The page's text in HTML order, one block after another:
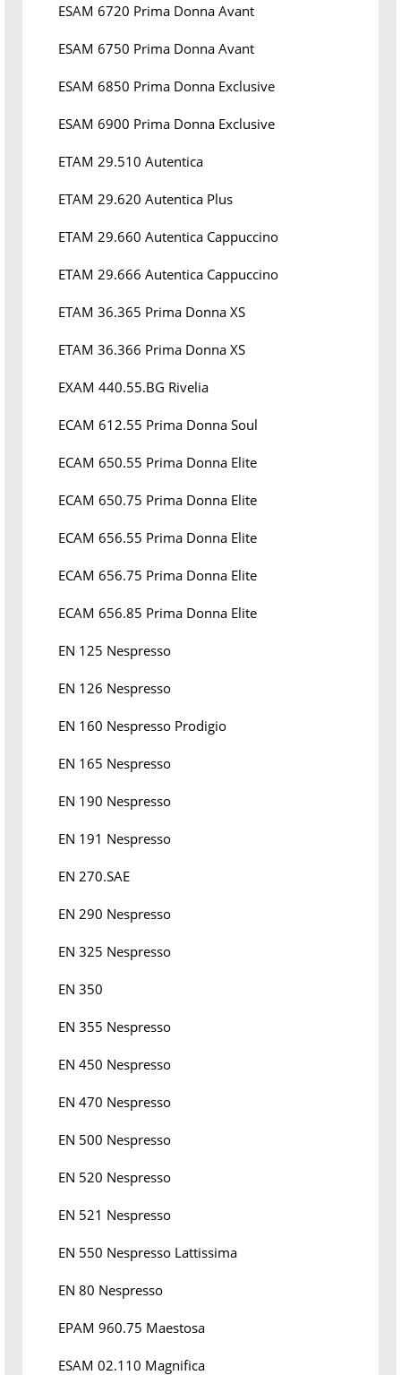
ESAM 6720 Prima Donna Avant
ESAM 6750 Prima Donna Avant
ESAM 6850 Prima Donna Exclusive
ESAM 6900 Prima Donna Exclusive
ETAM 29.510 Autentica
ETAM 29.620 Autentica Plus
ETAM 29.660 Autentica Cappuccino
ETAM 29.666 Autentica Cappuccino
ETAM 36.365 Prima Donna XS
ETAM 36.366 Prima Donna XS
EXAM 440.55.BG Rivelia
ECAM 612.55 Prima Donna Soul
ECAM 650.55 Prima Donna Elite
ECAM 650.75 Prima Donna Elite
ECAM 656.55 Prima Donna Elite
ECAM 656.75 Prima Donna Elite
ECAM 656.85 Prima Donna Elite
EN 125 Nespresso
EN 126 Nespresso
EN 160 Nespresso Prodigio
EN 165 Nespresso
EN 190 Nespresso
EN 191 Nespresso
EN 270.SAE
EN 290 Nespresso
EN 325 Nespresso
EN 350
EN 355 Nespresso
EN 450 Nespresso
EN 470 Nespresso
EN 500 Nespresso
EN 520 Nespresso
EN 521 Nespresso
EN 550 Nespresso Lattissima
EN 80 Nespresso
EPAM 960.75 Maestosa
ESAM 02.110 Magnifica